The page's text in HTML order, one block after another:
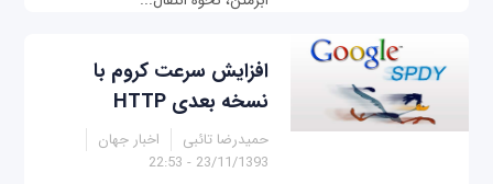
افزایش سرعت کروم با
نسخه بعدی HTTP
حمیدرضا تائبی
اخبار جهان
23/11/1393 - 22:53